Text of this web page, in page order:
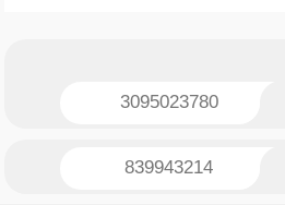
3095023780
839943214